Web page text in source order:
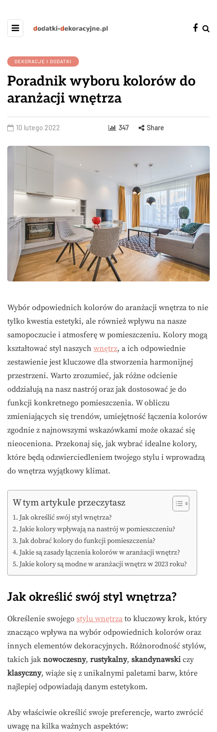
DEKORACJE I DODATKI
Poradnik wyboru kolorów do
aranżacji wnętrza
10 lutego 2022 347 Share
Wybór odpowiednich kolorów do aranżacji wnętrza to nie
tylko kwestia estetyki, ale również wpływu na nasze
samopoczucie i atmosferę w pomieszczeniu. Kolory mogą
kształtować styl naszych wnętrz, a ich odpowiednie
zestawienie jest kluczowe dla stworzenia harmonijnej
przestrzeni. Warto zrozumieć, jak różne odcienie
oddziałują na nasz nastrój oraz jak dostosować je do
funkcji konkretnego pomieszczenia. W obliczu
zmieniających się trendów, umiejętność łączenia kolorów
zgodnie z najnowszymi wskazówkami może okazać się
nieoceniona. Przekonaj się, jak wybrać idealne kolory,
które będą odzwierciedleniem twojego stylu i wprowadzą
do wnętrza wyjątkowy klimat.
W tym artykule przeczytasz
Jak określić swój styl wnętrza?
Jakie kolory wpływają na nastrój w pomieszczeniu?
Jak dobrać kolory do funkcji pomieszczenia?
Jakie są zasady łączenia kolorów w aranżacji wnętrz?
Jakie kolory są modne w aranżacji wnętrz w 2023 roku?
Jak określić swój styl wnętrza?
Określenie swojego stylu wnętrza to kluczowy krok, który
znacząco wpływa na wybór odpowiednich kolorów oraz
innych elementów dekoracyjnych. Różnorodność stylów,
takich jak nowoczesny, rustykalny, skandynawski czy
klasyczny, wiąże się z unikalnymi paletami barw, które
najlepiej odpowiadają danym estetykom.
Aby właściwie określić swoje preferencje, warto zwrócić
uwagę na kilka ważnych aspektów: